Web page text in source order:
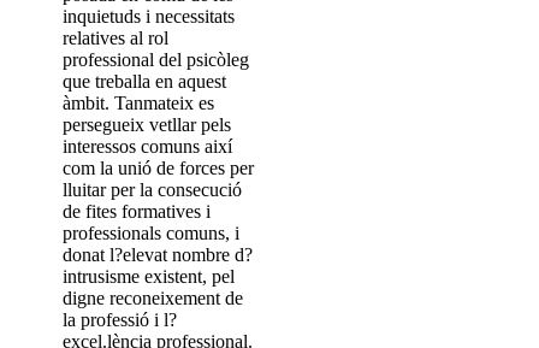
inquietuds i necessitats
relatives al rol
professional del psicòleg
que treballa en aquest
àmbit. Tanmateix es
persegueix vetllar pels
interessos comuns així
com la unió de forces per
lluitar per la consecució
de fites formatives i
professionals comuns, i
donat l?elevat nombre d?
intrusisme existent, pel
digne reconeixement de
la professió i l?
excel.lència professional.